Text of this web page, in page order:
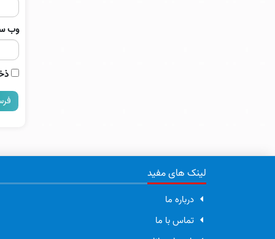
وب‌
لینک های مفید
درباره ما
تماس با ما